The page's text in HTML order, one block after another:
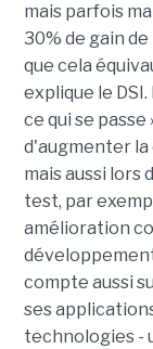
mais parfois
30% de gain
que cela
explique le
ce qui se
d'augmenter la
mais aussi lors
test, par
amélioration
compte aussi
ses
technologies -